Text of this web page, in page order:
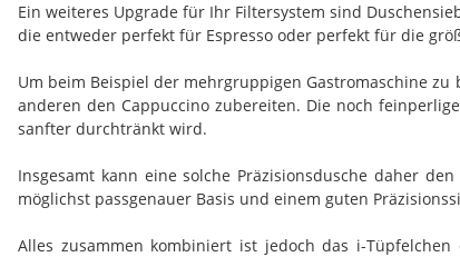
Ein weiteres Upgrade für Ihr Filtersystem sind
die entweder perfekt für Espresso oder perfekt für die
Um beim Beispiel der mehrgruppigen Gastromaschine
anderen den Cappuccino zubereiten. Die noch
sanfter durchtränkt wird.
Insgesamt kann eine solche Präzisionsdusche daher
möglichst passgenauer Basis und einem guten
Alles zusammen kombiniert ist jedoch das i-